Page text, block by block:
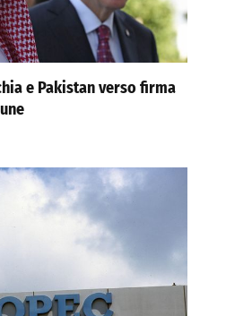
e Pakistan verso firma